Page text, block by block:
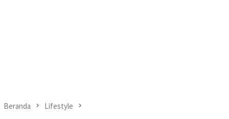
Beranda Lifestyle